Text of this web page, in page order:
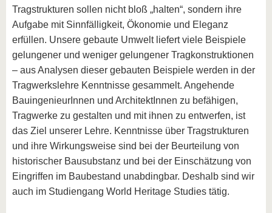
Tragstrukturen sollen nicht bloß „halten“, sondern ihre
Aufgabe mit Sinnfälligkeit, Ökonomie und Eleganz
erfüllen. Unsere gebaute Umwelt liefert viele Beispiele
gelungener und weniger gelungener Tragkonstruktionen
– aus Analysen dieser gebauten Beispiele werden in der
Tragwerkslehre Kenntnisse gesammelt. Angehende
BauingenieurInnen und ArchitektInnen zu befähigen,
Tragwerke zu gestalten und mit ihnen zu entwerfen, ist
das Ziel unserer Lehre. Kenntnisse über Tragstrukturen
und ihre Wirkungsweise sind bei der Beurteilung von
historischer Bausubstanz und bei der Einschätzung von
Eingriffen im Baubestand unabdingbar. Deshalb sind wir
auch im Studiengang World Heritage Studies tätig.